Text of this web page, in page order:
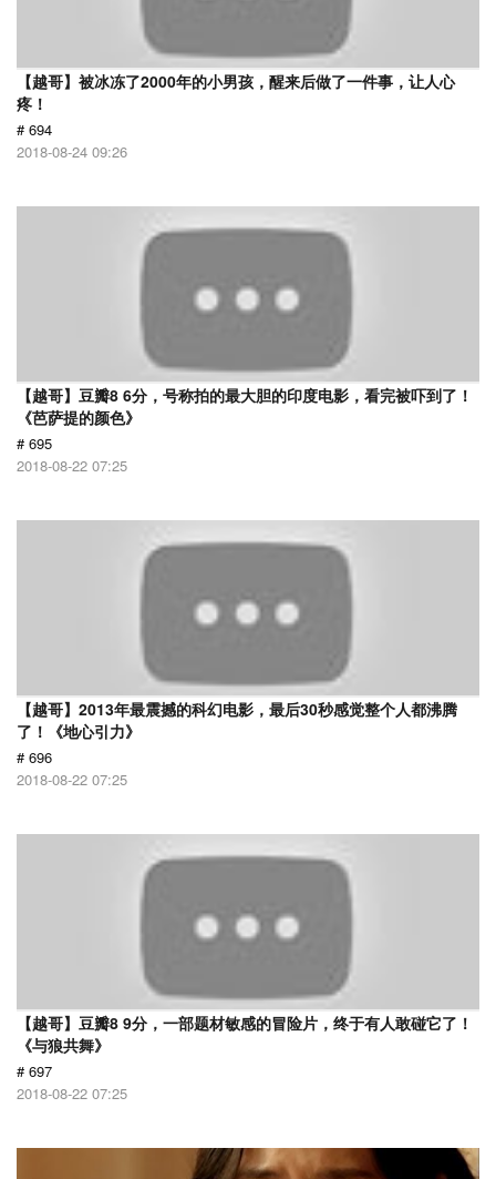
【越哥】被冰冻了2000年的小男孩，醒来后做了一件事，让人心
疼！
# 694
2018-08-24 09:26
【越哥】豆瓣8 6分，号称拍的最大胆的印度电影，看完被吓到了！
《芭萨提的颜色》
# 695
2018-08-22 07:25
【越哥】2013年最震撼的科幻电影，最后30秒感觉整个人都沸腾
了！《地心引力》
# 696
2018-08-22 07:25
【越哥】豆瓣8 9分，一部题材敏感的冒险片，终于有人敢碰它了！
《与狼共舞》
# 697
2018-08-22 07:25